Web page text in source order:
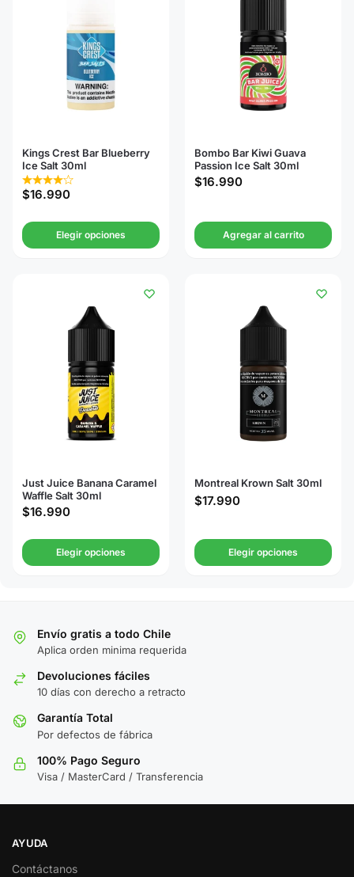
Kings Crest Bar Blueberry
Ice Salt 30ml
$16.990
Elegir opciones
Bombo Bar Kiwi Guava
Passion Ice Salt 30ml
$16.990
Agregar al carrito
Just Juice Banana Caramel
Waffle Salt 30ml
$16.990
Elegir opciones
Montreal Krown Salt 30ml
$17.990
Elegir opciones
Envío gratis a todo Chile
Aplica orden minima requerida
Devoluciones fáciles
10 días con derecho a retracto
Garantía Total
Por defectos de fábrica
100% Pago Seguro
Visa / MasterCard / Transferencia
AYUDA
Contáctanos